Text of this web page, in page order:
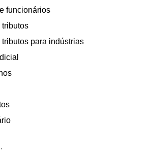
funcionários
tributos
para indústrias